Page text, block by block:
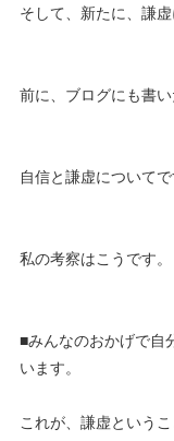
そして、新たに、謙
前に、ブログにも書い
自信と謙虚についてで
私の考察はこうです。
■みんなのおかげで自
います。
これが、謙虚というこ